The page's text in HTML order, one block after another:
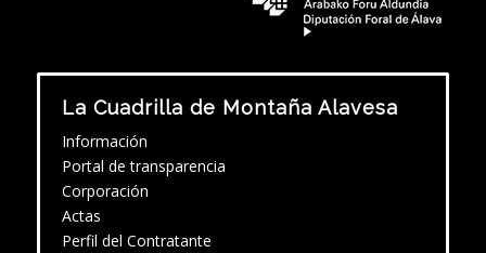
La Cuadrilla de Montaña Alavesa
Información
Portal de transparencia
Corporación
Actas
Perfil del Contratante